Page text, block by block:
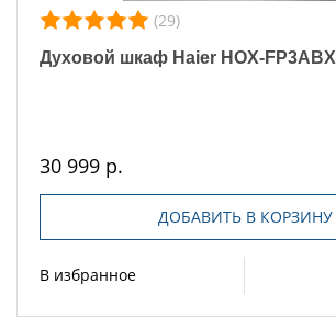
(29)
Духовой шкаф Haier HOX-FP3ABX
30 999 р.
ДОБАВИТЬ В КОРЗИНУ
В избранное